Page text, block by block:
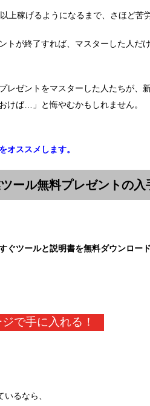
上稼げるようになるまで、さほど苦
トが終了すれば、マスターした人だ
レゼントをマスターした人たちが、
けば…」と悔やむかもしれません。
オススメします。
ール無料プレゼントの入
すぐツールと説明書を無料ダウンロード
で手に入れる！
るなら、